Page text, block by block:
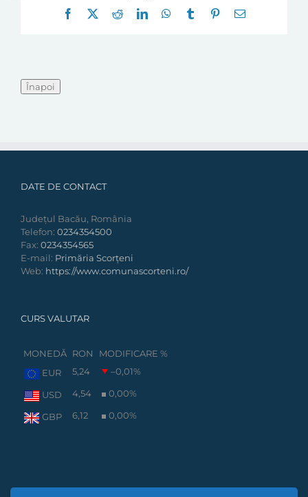
Facebook
RedditLinkedInWhatsApp
Tumblr Pinterest
E-
DATE DE CONTACT
Județul Bacău, România
Telefon: 0234354500
Fax: 0234354565
E-mail: Primăria Scorțeni
Web: https://www.comunascorteni.ro/
CURS VALUTAR
MONEDĂ RON
MODIFICARE %
EUR
5,24 –0,01%
USD 4,54 0,00%
GBP 6,12 0,00%